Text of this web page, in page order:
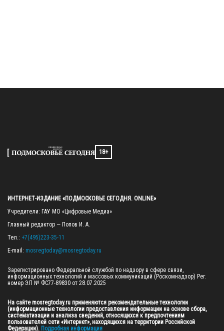
18+
ИНТЕРНЕТ-ИЗДАНИЕ «ПОДМОСКОВЬЕ СЕГОДНЯ. ONLINE»
Учредители: ГАУ МО «Цифровые Медиа»
Главный редактор — Попов И. А.
Тел.: +7(495)223-35-11
E-mail: mosregtoday@mosregtoday.ru
Зарегистрировано Федеральной службой по надзору в сфере связи,
информационных технологий и массовых коммуникаций (Роскомнадзор) Рег.
номер ЭЛ № ФС77-89830 от 28.07.2025
На сайте mosregtoday.ru применяются рекомендательные технологии
(информационные технологии предоставления информации на основе сбора,
систематизации и анализа сведений, относящихся к предпочтениям
пользователей сети «Интернет», находящихся на территории Российской
Федерации). Подробная информация